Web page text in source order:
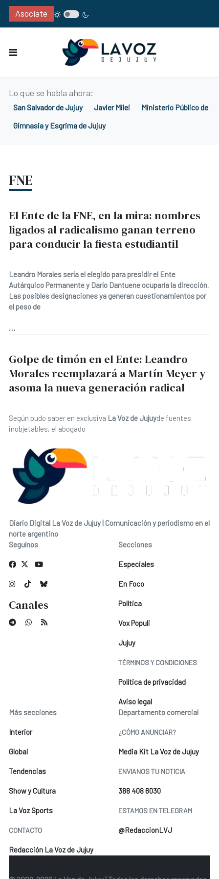
Asociate
Lo que se habla ahora:
San Salvador de Jujuy Javier Milei
Ministerio Público de la
Gimnasia y Esgrima de Jujuy
FNE
El Ente de la FNE, en la mira: nombres
ligados al radicalismo ganan terreno
para conducir la fiesta estudiantil
Leandro Morales sería el elegido para presidir el Ente
Autárquico Permanente y Darío Dantuene ocuparía la dirección.
Las posibles designaciones ya generan cuestionamientos por
el peso de
...
Golpe de timón en el Ente: Leandro
Morales reemplazará a Martín Meyer y
asoma la nueva generación radical
Según pudo saber en exclusiva La Voz de Jujuyde fuentes
inobjetables, el abogado
Diario Digital La Voz de Jujuy | Comunicación y periodismo en el
norte argentino
Seguínos
Canales
Secciones
Especiales
En Foco
Política
Vox Populi
Jujuy
TÉRMINOS Y CONDICIONES
Política de privacidad
Aviso legal
Más secciones
Interior
Global
Tendencias
Show y Cultura
La Voz Sports
CONTACTO
Redacción La Voz de Jujuy
Departamento comercial
¿CÓMO ANUNCIAR?
Media Kit La Voz de Jujuy
ENVIANOS TU NOTICIA
388 408 6030
ESTAMOS EN TELEGRAM
@RedaccionLVJ